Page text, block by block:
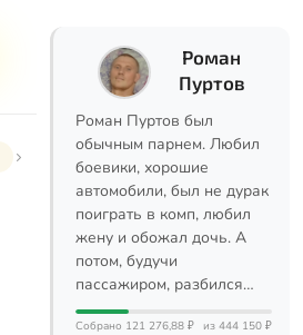
Роман
Пуртов
Роман Пуртов был
обычным парнем. Любил
боевики, хорошие
автомобили, был не дурак
поиграть в комп, любил
жену и обожал дочь. А
потом, будучи
пассажиром, разбился…
Собрано 121 276,88 ₽ из 444 150 ₽